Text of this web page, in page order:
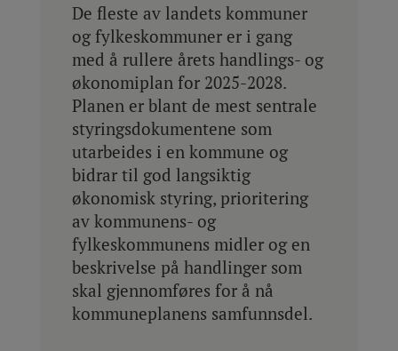
De fleste av landets kommuner
og fylkeskommuner er i gang
med å rullere årets handlings- og
økonomiplan for 2025-2028.
Planen er blant de mest sentrale
styringsdokumentene som
utarbeides i en kommune og
bidrar til god langsiktig
økonomisk styring, prioritering
av kommunens- og
fylkeskommunens midler og en
beskrivelse på handlinger som
skal gjennomføres for å nå
kommuneplanens samfunnsdel.